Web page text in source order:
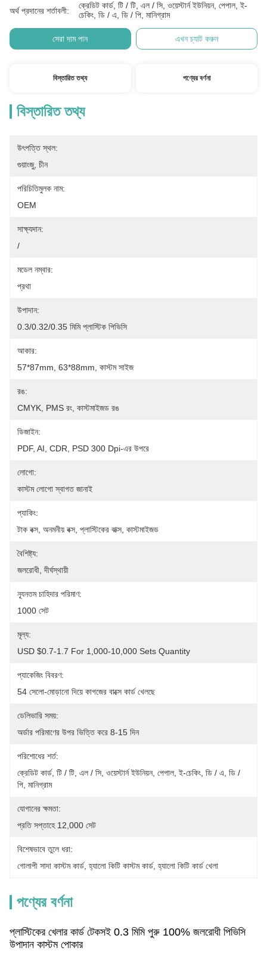
অর্থ প্রদানের শর্তাবলী:
ক্রেডিট কার্ড, টি / টি, এল / সি, ওয়েস্টার্ন ইউনিয়ন, পেপাল, ই-
চেকিং, ডি / এ, ডি / পি, মানিগ্রাম
সেরা দাম পান এখন চ্যাট করুন
বিস্তারিত তথ্য পণ্যের বর্ণনা
বিস্তারিত তথ্য
উৎপত্তি স্থল:
গুয়াংজু, চীন
পরিচিতিমুলক নাম:
OEM
সাক্ষ্যদান:
/
মডেল নম্বার:
প্রথা
উপাদান:
0.3/0.32/0.35 মিমি প্লাস্টিক পিভিসি
আকার:
57*87mm, 63*88mm, কাস্টম সাইজ
রঙ:
CMYK, PMS রং, কাস্টমাইজড রঙ
ডিজাইন:
PDF, AI, CDR, PSD 300 Dpi-এর উপরে
লোগো:
কাস্টম লোগো স্বাগত জানাই
প্যাকিং:
টাক বক্স, অনমনীয় বক্স, প্লাস্টিকের বাক্স, কাস্টমাইজড
বৈশিষ্ট্য:
জলরোধী, দীর্ঘস্থায়ী
ন্যূনতম চাহিদার পরিমাণ:
1000 সেট
মূল্য:
USD $0.7-1.7 For 1,000-10,000 Sets Quantity
প্যাকেজিং বিবরণ:
54 সেলো-মোড়ানো দিয়ে কাগজের বাক্সে কার্ড খেলছে
ডেলিভারি সময়:
অর্ডার পরিমাণের উপর ভিত্তি করে 8-15 দিন
পরিশোধের শর্ত:
ক্রেডিট কার্ড, টি / টি, এল / সি, ওয়েস্টার্ন ইউনিয়ন, পেপাল, ই-চেকিং, ডি / এ, ডি /
পি, মানিগ্রাম
যোগানের ক্ষমতা:
প্রতি সপ্তাহে 12,000 সেট
বিশেষভাবে তুলে ধরা:
গোলাপী সাদা কাস্টম কার্ড, হ্যালো কিটি কাস্টম কার্ড, হ্যালো কিটি কার্ড খেলা
পণ্যের বর্ণনা
প্লাস্টিকের খেলার কার্ড টেকসই 0.3 মিমি পুরু 100% জলরোধী পিভিসি
উপাদান কাস্টম পোকার